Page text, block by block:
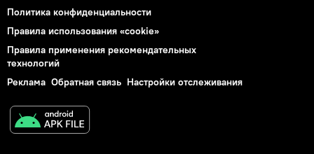
Политика конфиденциальности
Правила использования «cookie»
Правила применения рекомендательных
технологий
Реклама Обратная связь Настройки отслеживания